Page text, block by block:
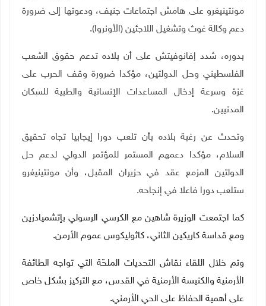
مونتينيغرو على هامش اجتماعات جنيف، ودعوتها إلى ضرورة
دعم وكالة غوث وتشغيل اللاجئين (الأونروا).
بدوره، شدد إفانوفيتش على أن بلاده تدعم حقوق الشعب
الفلسطيني وحل الدولتين، مؤكدا ضرورة وقف الحرب على
غزة وسرعة إدخال المساعدات الإنسانية والطبية للسكان
المدنيين.
وتحدث عن رغبة بلاده بأن تلعب دورا إيجابيا تجاه تحقيق
السلام، مؤكدا دعمهم المستمر للمؤتمر الدولي لدعم حل
الدولتين المزمع عقد في حزيران المقبل، وأن مونتينيغرو
ستلعب دورا فاعلا في إنجاحه.
كما اجتمعت الوزيرة شاهين مع الكرسي الرسولي بإتشميادزين
ومع قداسة كاريكين الثاني، كاثوليكوس عموم الأرمن.
وتم خلال اللقاء نقاش التحديات الملحّة التي تواجه الطائفة
الأرمنية والكنيسة الأرمنية في القدس، مع التركيز بشكل خاص
على أهمية الحفاظ على الحي الأرمني.